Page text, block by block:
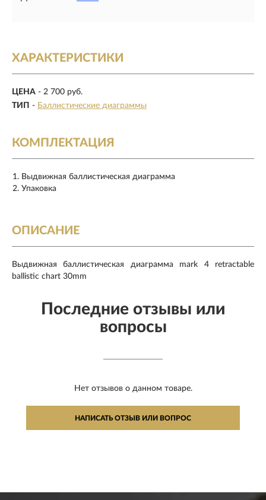
ХАРАКТЕРИСТИКИ
ЦЕНА - 2 700 руб.
ТИП - Баллистические диаграммы
КОМПЛЕКТАЦИЯ
Выдвижная баллистическая диаграмма
Упаковка
ОПИСАНИЕ
Выдвижная баллистическая диаграмма mark 4 retractable
ballistic chart 30mm
Последние отзывы или
вопросы
Нет отзывов о данном товаре.
НАПИСАТЬ ОТЗЫВ ИЛИ ВОПРОС